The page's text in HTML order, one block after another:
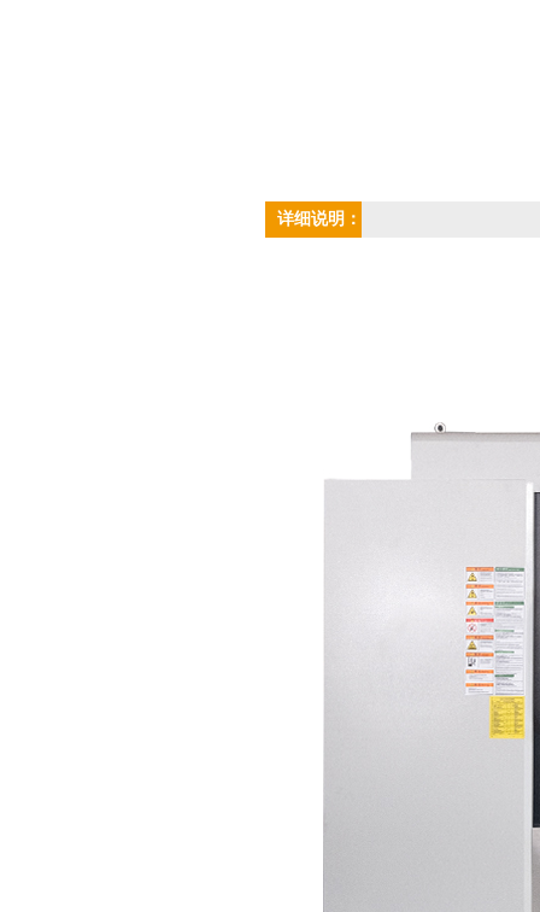
详细说明：